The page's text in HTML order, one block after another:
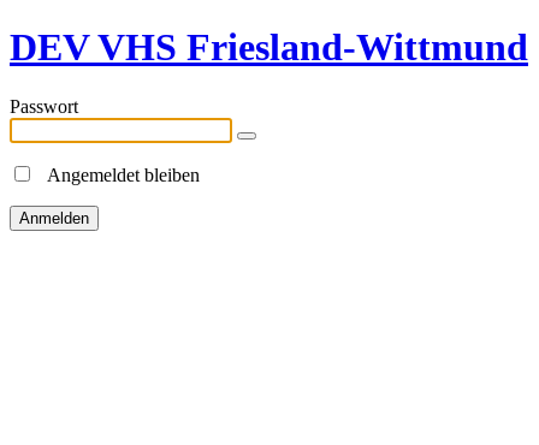
DEV VHS Friesland-Wittmund
Passwort
Angemeldet bleiben